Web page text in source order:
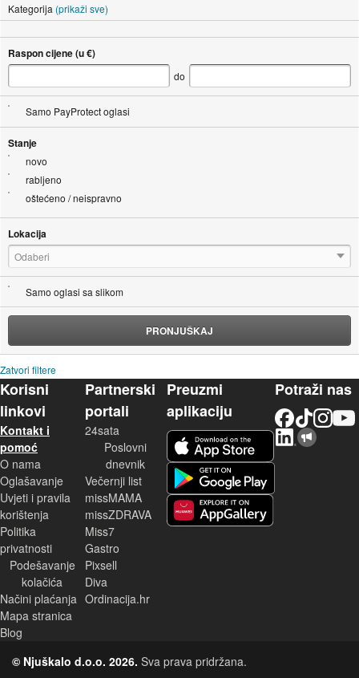
Kategorija (prikaži sve)
Raspon cijene (u €)
do
Samo PayProtect oglasi
Stanje
novo
rabljeno
oštećeno / neispravno
Lokacija
Odaberi
Samo oglasi sa slikom
PRONJUŠKAJ
Zatvori filtere
Korisni
linkovi
Kontakt i
pomoć
O nama
Oglašavanje
Uvjeti i pravila
korištenja
Politika
privatnosti
Podešavanje
kolačića
Načini plaćanja
Mapa stranica
Blog
Partnerski
portali
24sata
Poslovni
dnevnik
Večernji list
missMAMA
missZDRAVA
Miss7
Gastro
Pixsell
Diva
Ordinacija.hr
Preuzmi
aplikaciju
Potraži nas
© Njuškalo d.o.o. 2026. Sva prava pridržana.